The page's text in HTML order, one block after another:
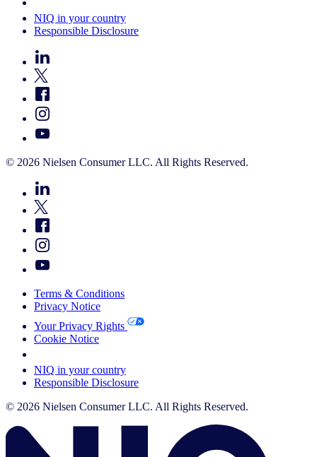
NIQ in your country
Responsible Disclosure
© 2026 Nielsen Consumer LLC. All Rights Reserved.
Terms & Conditions
Privacy Notice
Your Privacy Rights
Cookie Notice
NIQ in your country
Responsible Disclosure
© 2026 Nielsen Consumer LLC. All Rights Reserved.